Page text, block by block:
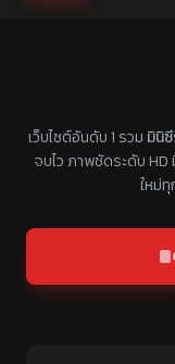
แหล่งรวมซีรี่ย์จีนแ
เว็บไซต์อันดับ 1 รวม มินิ
จบไว ภาพชัดระดับ HD
ใหม่